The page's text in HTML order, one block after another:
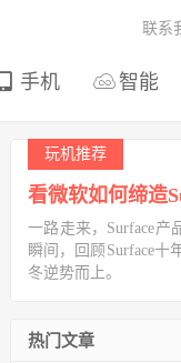
手机 智能
联系
玩机推荐
看微软如何缔造
一路走来，Surface产
瞬间，回顾Surface十
冬逆势而上。
热门文章